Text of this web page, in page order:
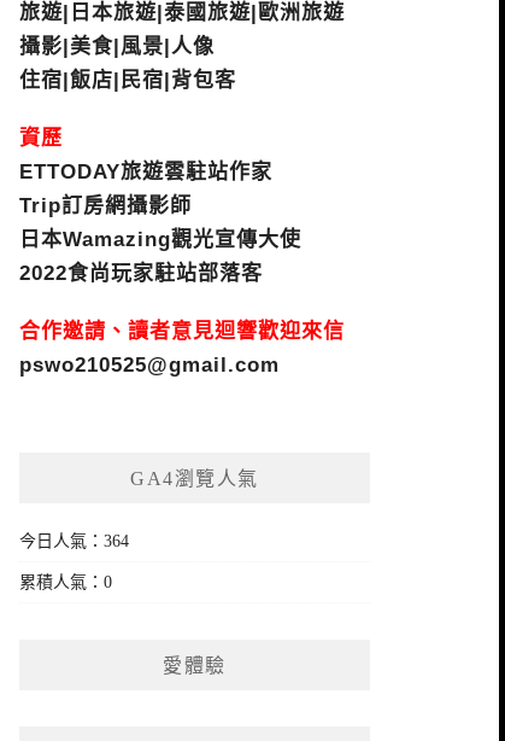
旅遊|日本旅遊|泰國旅遊|歐洲旅遊
攝影|美食|風景|人像
住宿|飯店|民宿|背包客
資歷
ETTODAY旅遊雲駐站作家
Trip訂房網攝影師
日本Wamazing觀光宣傳大使
2022食尚玩家駐站部落客
合作邀請、讀者意見迴響歡迎來信
pswo210525@gmail.com
GA4瀏覽人氣
今日人氣：364
累積人氣：0
愛體驗